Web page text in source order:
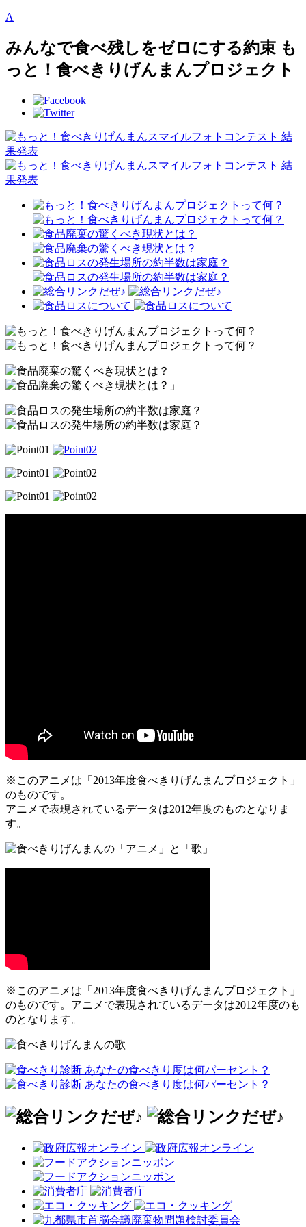
Λ
みんなで食べ残しをゼロにする約束 も
っと！食べきりげんまんプロジェクト
※このアニメは「2013年度食べきりげんまんプロジェクト」
のものです。
アニメで表現されているデータは2012年度のものとなりま
す。
※このアニメは「2013年度食べきりげんまんプロジェクト」
のものです。アニメで表現されているデータは2012年度のも
のとなります。